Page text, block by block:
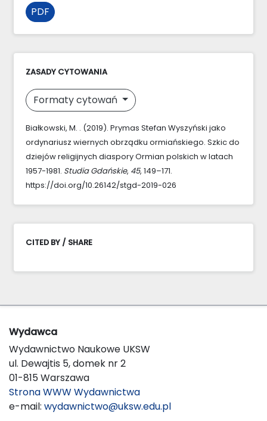
PDF
ZASADY CYTOWANIA
Formaty cytowań
Białkowski, M. . (2019). Prymas Stefan Wyszyński jako
ordynariusz wiernych obrządku ormiańskiego. Szkic do
dziejów religijnych diaspory Ormian polskich w latach
1957-1981. Studia Gdańskie, 45, 149–171.
https://doi.org/10.26142/stgd-2019-026
CITED BY / SHARE
Wydawca
Wydawnictwo Naukowe UKSW
ul. Dewajtis 5, domek nr 2
01-815 Warszawa
Strona WWW Wydawnictwa
e-mail: wydawnictwo@uksw.edu.pl